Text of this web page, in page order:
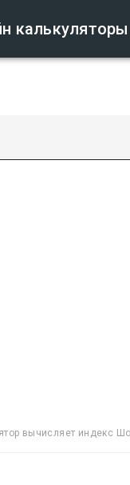
калькуляторы
вычисляет индекс